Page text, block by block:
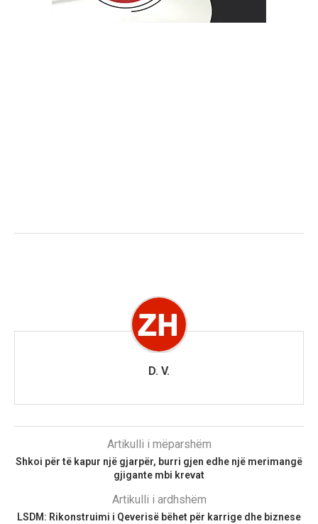
D. V.
Artikulli i mëparshëm
Shkoi për të kapur një gjarpër, burri gjen edhe një merimangë
gjigante mbi krevat
Artikulli i ardhshëm
LSDM: Rikonstruimi i Qeverisë bëhet për karrige dhe biznese